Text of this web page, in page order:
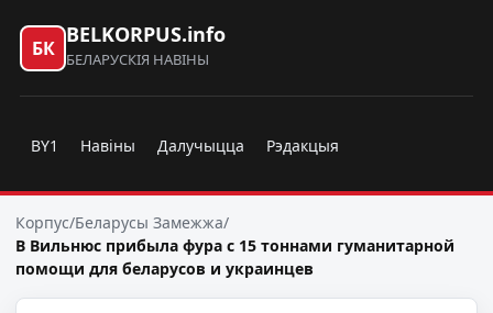
БК
BELKORPUS.info
БЕЛАРУСКІЯ НАВІНЫ
BY1 Навіны Далучыцца Рэдакцыя
Корпус/Беларусы Замежжа/
В Вильнюс прибыла фура с 15 тоннами гуманитарной
помощи для беларусов и украинцев